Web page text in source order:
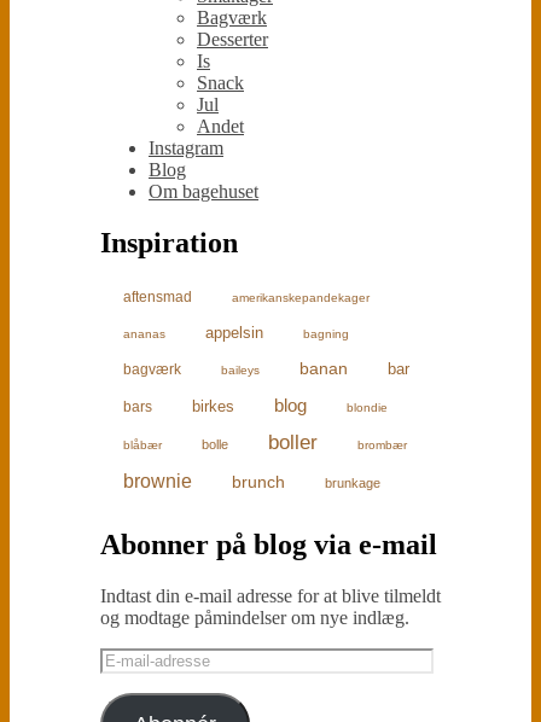
Bagværk
Desserter
Is
Snack
Jul
Andet
Instagram
Blog
Om bagehuset
Inspiration
aftensmad amerikanskepandekager
ananas appelsin bagning
bagværk baileys banan bar
bars birkes blog blondie
blåbær bolle boller brombær
brownie brunch brunkage
Abonner på blog via e-mail
Indtast din e-mail adresse for at blive tilmeldt
og modtage påmindelser om nye indlæg.
E-
mail-
adresse